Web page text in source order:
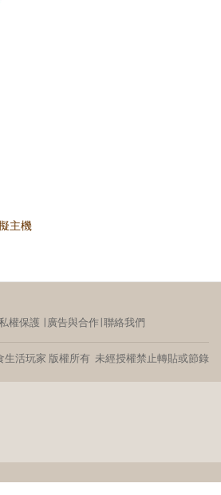
主機
權保護 ∣廣告與合作∣聯絡我們
活玩家 版權所有 未經授權禁止轉貼或節錄